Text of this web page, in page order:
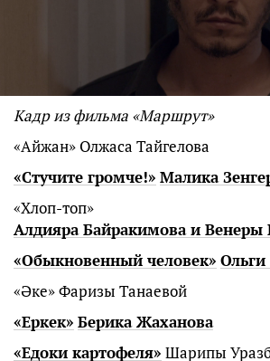
Кадр из фильма «Маршрут»
«Айжан» Олжаса Тайгелова
«Стучите громче!» Малика
«Хлоп-топ»
Алдияра Байракимова и
«Обыкновенный человек» Ольги
«Әке» Фаризы Танаевой
«Еркек» Берика Жаханова
«Едоки картофеля» Шарипы